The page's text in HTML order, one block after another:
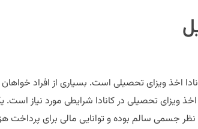
اخذ ویزای تحصیلی است. بسیاری از افراد
ویزای تحصیلی در کانادا شرایطی مورد نیاز است.
جسمی سالم بوده و توانایی مالی برای پرداخت